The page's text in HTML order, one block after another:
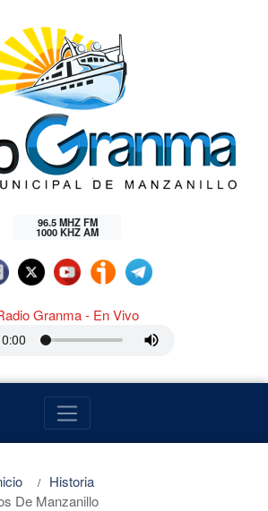
96.5 MHZ FM
1000 KHZ AM
Granma - En Vivo
Historia
De Manzanillo